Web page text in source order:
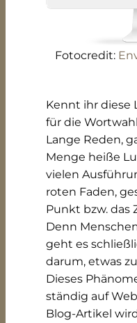
Fotocredit:
Kennt ihr diese
für die
Lange Reden,
Menge heiße
vielen
roten Faden,
Punkt bzw. das
Denn
geht es
darum, etwas
Dieses
ständig auf
Blog-Artikel